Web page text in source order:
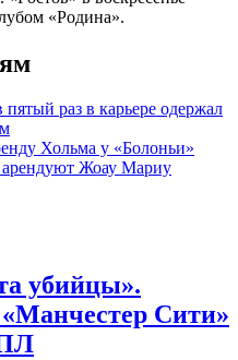
«Родина».
раз в карьере одержал
Хольма у «Болоньи»
Жоау Мариу
убийцы».
Сити»